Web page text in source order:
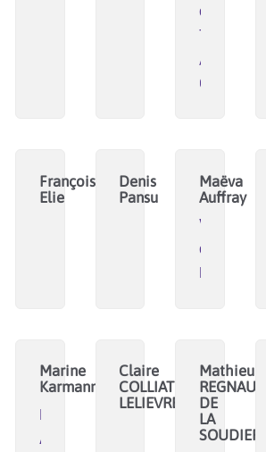
des
Territoires
/
CAT
François
Elie
Denis
Pansu
Maëva
Auffray
Ville
de
Brest
Marine
Karmann
IMT
Atlantique
Claire
COLLIAT
LELIEVRE
Mathieu
REGNAULD
DE
LA
SOUDIERE